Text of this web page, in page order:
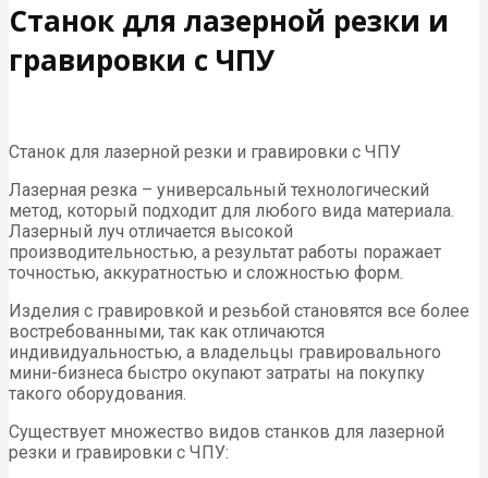
Станок для лазерной резки и
гравировки с ЧПУ
Станок для лазерной резки и гравировки с ЧПУ
Лазерная резка – универсальный технологический
метод, который подходит для любого вида материала.
Лазерный луч отличается высокой
производительностью, а результат работы поражает
точностью, аккуратностью и сложностью форм.
Изделия с гравировкой и резьбой становятся все более
востребованными, так как отличаются
индивидуальностью, а владельцы гравировального
мини-бизнеса быстро окупают затраты на покупку
такого оборудования.
Существует множество видов станков для лазерной
резки и гравировки с ЧПУ: